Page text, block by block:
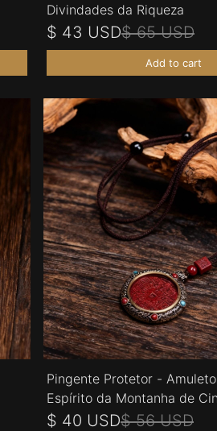
Divindades da Riqueza
$ 43 USD$ 65 USD
Add to cart
Pingente Protetor -
Espírito da Montanha de
$ 40 USD$ 56 USD